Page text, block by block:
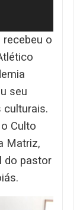
recebeu o
seu
culturais.
Culto
Matriz,
do pastor